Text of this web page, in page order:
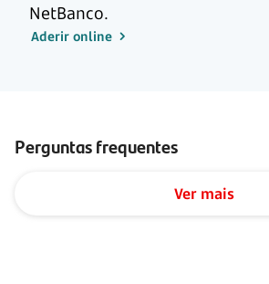
NetBanco.
Aderir online
Perguntas frequentes
Ver mais